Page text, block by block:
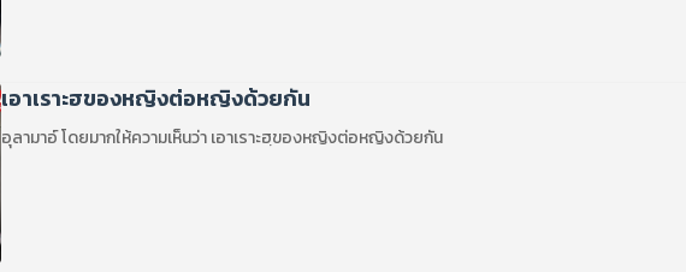
เอาเราะฮของหญิงต่อหญิงด้วยกัน
อุลามาอ์ โดยมากให้ความเห็นว่า เอาเราะฮฺของหญิงต่อหญิงด้วยกัน